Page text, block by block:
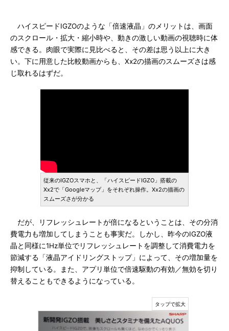
ハイスピードIGZOのような「倍速液晶」のメリットは、画面
のスクロール・拡大・縮小時や、動きの激しい動画の視聴時に体
感できる。肉眼で実際に見比べると、その差は思う以上に大き
い。下に用意した比較動画からも、Xx2の描画のスムーズさは感
じ取れるはずだ。
従来のIGZOスマホと、「ハイスピードIGZO」搭載の
Xx2で「Googleマップ」をそれぞれ操作。Xx2の描画の
スムーズさが分かる
だが、リフレッシュレートが倍になるということは、その分消
費電力も増加してしまうことも事実だ。しかし、昨今のIGZO液
晶と同様に1Hz単位でリフレッシュレートを調整して消費電力を
節減する「液晶アイドリングストップ」によって、その増加量を
抑制している。また、アプリ単位で倍速駆動の有効／無効を切り
替えることもできるようになっている。